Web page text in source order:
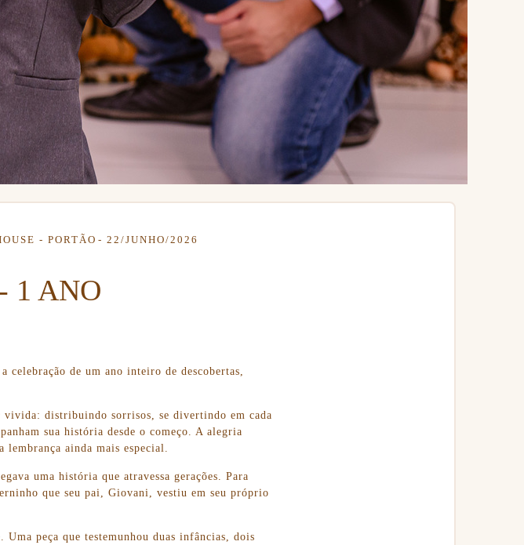
- PORTÃO 22/JUNHO/2026
1 ANO
de um ano inteiro de descobertas,
distribuindo sorrisos, se divertindo em cada
sua história desde o começo. A alegria
lembrança ainda mais especial.
uma história que atravessa gerações. Para
que seu pai, Giovani, vestiu em seu próprio
Uma peça que testemunhou duas infâncias, dois